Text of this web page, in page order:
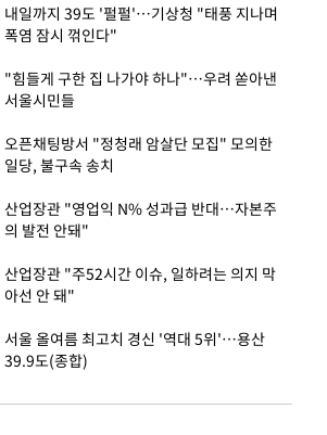
내일까지 39도 '펄펄'…기상청 "태풍 지나며
폭염 잠시 꺾인다"
"힘들게 구한 집 나가야 하나"…우려 쏟아낸
서울시민들
오픈채팅방서 "정청래 암살단 모집" 모의한
일당, 불구속 송치
산업장관 "영업익 N% 성과급 반대…자본주
의 발전 안돼"
산업장관 "주52시간 이슈, 일하려는 의지 막
아선 안 돼"
서울 올여름 최고치 경신 '역대 5위'…용산
39.9도(종합)